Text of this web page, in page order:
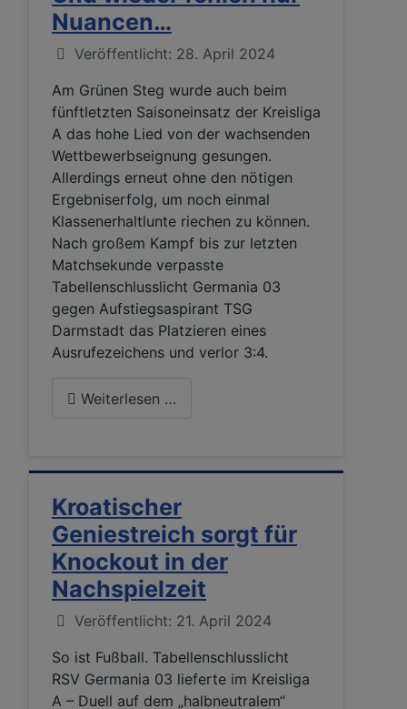
Nuancen…
Details
Veröffentlicht: 28. April 2024
Am Grünen Steg wurde auch beim
fünftletzten Saisoneinsatz der Kreisliga
A das hohe Lied von der wachsenden
Wettbewerbseignung gesungen.
Allerdings erneut ohne den nötigen
Ergebniserfolg, um noch einmal
Klassenerhaltlunte riechen zu können.
Nach großem Kampf bis zur letzten
Matchsekunde verpasste
Tabellenschlusslicht Germania 03
gegen Aufstiegsaspirant TSG
Darmstadt das Platzieren eines
Ausrufezeichens und verlor 3:4.
Weiterlesen …
Kroatischer
Geniestreich sorgt für
Knockout in der
Nachspielzeit
Details
Veröffentlicht: 21. April 2024
So ist Fußball. Tabellenschlusslicht
RSV Germania 03 lieferte im Kreisliga
A – Duell auf dem „halbneutralem“